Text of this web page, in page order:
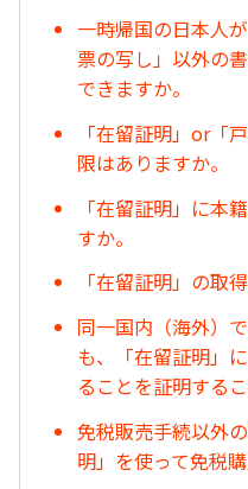
一時帰国の日本人
票の写し」以外の
できますか。
「在留証明」or「
限はありますか。
「在留証明」に本
すか。
「在留証明」の取
同一国内（海外）
も、「在留証明」
ることを証明する
免税販売手続以外
明」を使って免税